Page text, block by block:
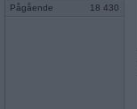
Pågående 18 430